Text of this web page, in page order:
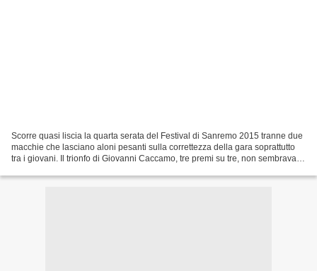
Scorre quasi liscia la quarta serata del Festival di Sanremo 2015 tranne due
macchie che lasciano aloni pesanti sulla correttezza della gara soprattutto
tra i giovani. Il trionfo di Giovanni Caccamo, tre premi su tre, non sembrava